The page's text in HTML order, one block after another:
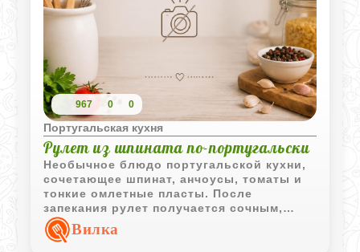
967 0 0
Португальская кухня
Рулет из шпината по-португальски
Необычное блюдо португальской кухни,
сочетающее шпинат, анчоусы, томаты и
тонкие омлетные пласты. После
запекания рулет получается сочным,
ароматным и эффектно выглядит при
подаче.Вилка